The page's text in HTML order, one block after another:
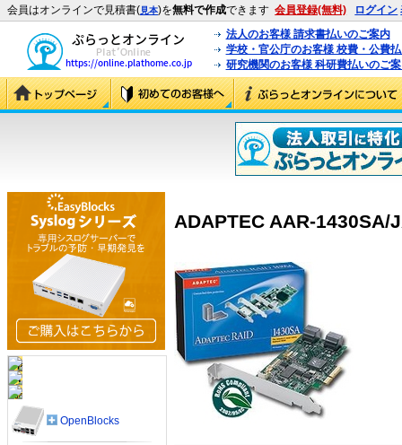
会員はオンラインで見積書(見本)を無料で作成できます 会員登録(無料) ログイン
法人のお客様 請求書払いのご案内
学校・官公庁のお客様 校費・公費
研究機関のお客様 科研費払いのご
ADAPTEC AAR-1430SA/
OpenBlocks